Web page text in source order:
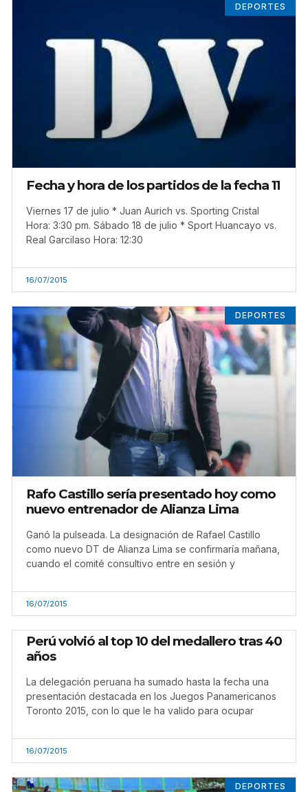
DEPORTES
Fecha y hora de los partidos de la fecha 11
Viernes 17 de julio * Juan Aurich vs. Sporting Cristal
Hora: 3:30 pm. Sábado 18 de julio * Sport Huancayo vs.
Real Garcilaso Hora: 12:30
16/07/2015
DEPORTES
Rafo Castillo sería presentado hoy como
nuevo entrenador de Alianza Lima
Ganó la pulseada. La designación de Rafael Castillo
como nuevo DT de Alianza Lima se confirmaría mañana,
cuando el comité consultivo entre en sesión y
16/07/2015
Perú volvió al top 10 del medallero tras 40
años
La delegación peruana ha sumado hasta la fecha una
presentación destacada en los Juegos Panamericanos
Toronto 2015, con lo que le ha valido para ocupar
16/07/2015
DEPORTES